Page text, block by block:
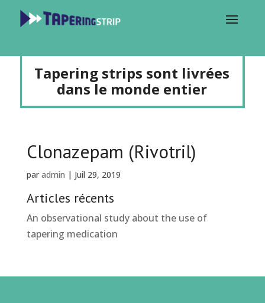
Tapering strips sont livrées
dans le monde entier
Clonazepam (Rivotril)
paradmin | Juil 29, 2019
Articles récents
An observational study about the use of
tapering medication